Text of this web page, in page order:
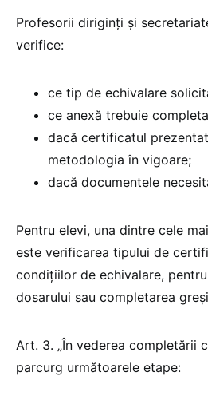
Profesorii diriginți și
verifice:
ce tip de echivalare
ce anexă trebuie
dacă certificatul
metodologia în vigoare;
dacă documentele
Pentru elevi, una dintre cele
este verificarea tipului de
condițiilor de echivalare,
dosarului sau completarea
Art. 3. „În vederea completării
parcurg următoarele etape: